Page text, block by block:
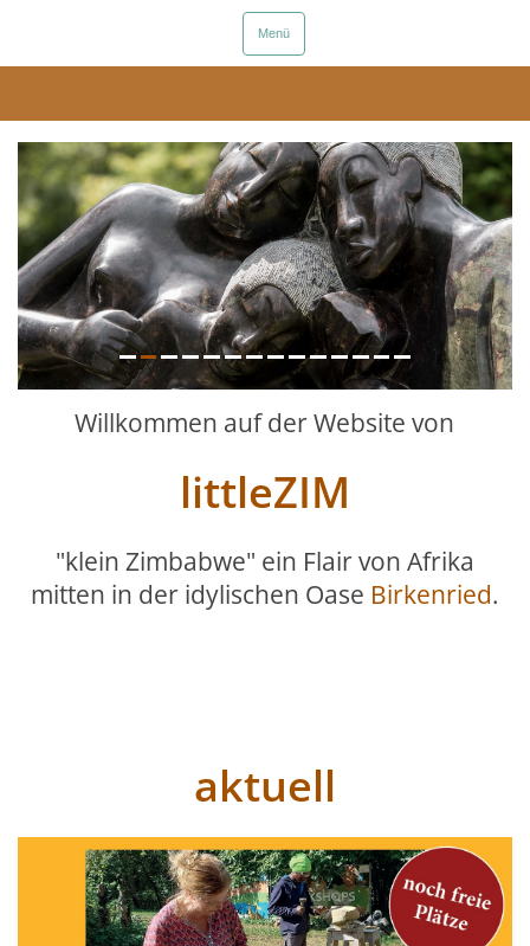
Menü
Previous
Willkommen auf der Website von
littleZIM
"klein Zimbabwe" ein Flair von Afrika
mitten in der idylischen Oase Birkenried.
aktuell